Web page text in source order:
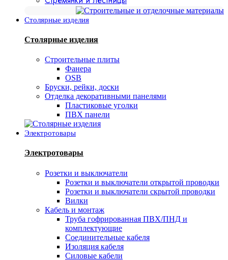
Столярные изделия
Столярные изделия
Строительные плиты
Фанера
OSB
Бруски, рейки, доски
Отделка декоративными панелями
Пластиковые уголки
ПВХ панели
Электротовары
Электротовары
Розетки и выключатели
Розетки и выключатели открытой проводки
Розетки и выключатели скрытой проводки
Вилки
Кабель и монтаж
Труба гофрированная ПВХ/ПНД и
комплектующие
Соединительные кабеля
Изоляция кабеля
Силовые кабели